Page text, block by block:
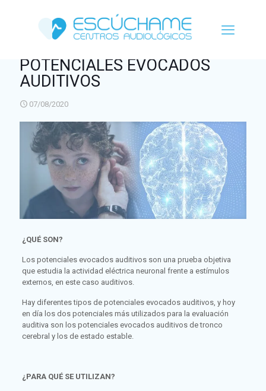
POTENCIALES EVOCADOS
AUDITIVOS
07/08/2020
¿QUÉ SON?
Los potenciales evocados auditivos son una prueba objetiva
que estudia la actividad eléctrica neuronal frente a estímulos
externos, en este caso auditivos.
Hay diferentes tipos de potenciales evocados auditivos, y hoy
en día los dos potenciales más utilizados para la evaluación
auditiva son los potenciales evocados auditivos de tronco
cerebral y los de estado estable.
¿PARA QUÉ SE UTILIZAN?